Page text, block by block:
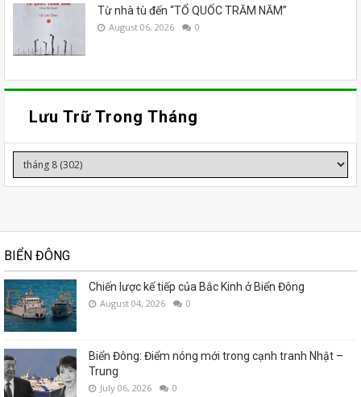
Từ nhà tù đến “TỔ QUỐC TRĂM NĂM”
August 06, 2026 0
Lưu Trữ Trong Tháng
BIỂN ĐÔNG
Chiến lược kế tiếp của Bắc Kinh ở Biển Đông
August 04, 2026 0
Biển Đông: Điểm nóng mới trong cạnh tranh Nhật –
Trung
July 06, 2026 0